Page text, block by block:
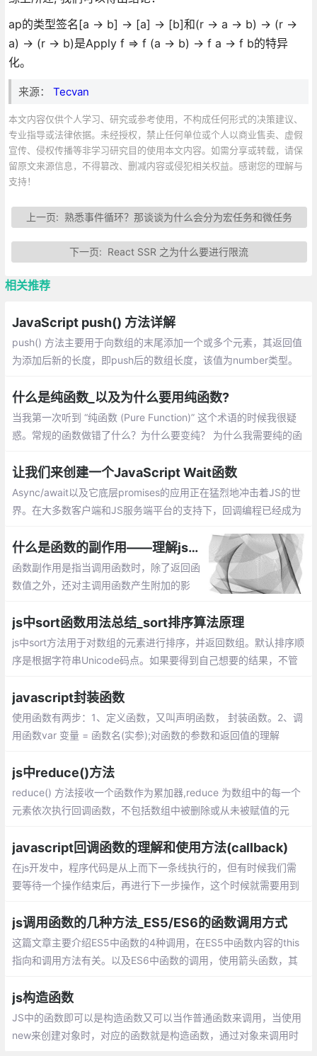
ap的类型签名[a → b] → [a] → [b]和(r → a → b) → (r →
a) → (r → b)是Apply f => f (a → b) → f a → f b的特异
化。
来源： Tecvan
本文内容仅供个人学习、研究或参考使用，不构成任何形式的决策建议、
专业指导或法律依据。未经授权，禁止任何单位或个人以商业售卖、虚假
宣传、侵权传播等非学习研究目的使用本文内容。如需分享或转载，请保
留原文来源信息，不得篡改、删减内容或侵犯相关权益。感谢您的理解与
支持！
上一页: 熟悉事件循环？那谈谈为什么会分为宏任务和微任务
下一页: React SSR 之为什么要进行限流
相关推荐
JavaScript push() 方法详解
push() 方法主要用于向数组的末尾添加一个或多个元素，其返回值
为添加后新的长度，即push后的数组长度，该值为number类型。
上、在对象使用push
什么是纯函数_以及为什么要用纯函数?
当我第一次听到 “纯函数 (Pure Function)” 这个术语的时候我很疑
惑。常规的函数做错了什么？为什么要变纯？ 为什么我需要纯的函
让我们来创建一个JavaScript Wait函数
Async/await以及它底层promises的应用正在猛烈地冲击着JS的世
界。在大多数客户端和JS服务端平台的支持下，回调编程已经成为
什么是函数的副作用——理解js编程中函数的副作用
函数副作用是指当调用函数时，除了返回函
数值之外，还对主调用函数产生附加的影
值，而且还做了其他的事情
js中sort函数用法总结_sort排序算法原理
js中sort方法用于对数组的元素进行排序，并返回数组。默认排序顺
序是根据字符串Unicode码点。如果要得到自己想要的结果，不管
小，然后返回一个用于说明这两个值的相对顺序的数字
javascript封装函数
使用函数有两步：1、定义函数，又叫声明函数， 封装函数。2、调
用函数var 变量 = 函数名(实参);对函数的参数和返回值的理解
js中reduce()方法
reduce() 方法接收一个函数作为累加器,reduce 为数组中的每一个
元素依次执行回调函数，不包括数组中被删除或从未被赋值的元
值，当前索引，原数组。
javascript回调函数的理解和使用方法(callback)
在js开发中，程序代码是从上而下一条线执行的，但有时候我们需
要等待一个操作结束后，再进行下一步操作，这个时候就需要用到
()构造函数创建的Function对象。
js调用函数的几种方法_ES5/ES6的函数调用方式
这篇文章主要介绍ES5中函数的4种调用，在ES5中函数内容的this
指向和调用方法有关。以及ES6中函数的调用，使用箭头函数，其
js构造函数
JS中的函数即可以是构造函数又可以当作普通函数来调用，当使用
new来创建对象时，对应的函数就是构造函数，通过对象来调用时